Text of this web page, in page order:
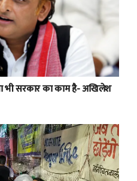
भी सरकार का काम है- अखिलेश